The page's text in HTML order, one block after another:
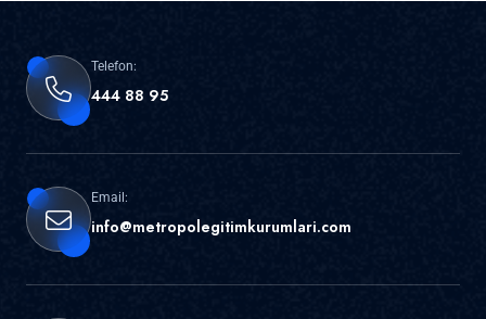
Telefon:
444 88 95
Email:
info@metropolegitimkurumlari.com